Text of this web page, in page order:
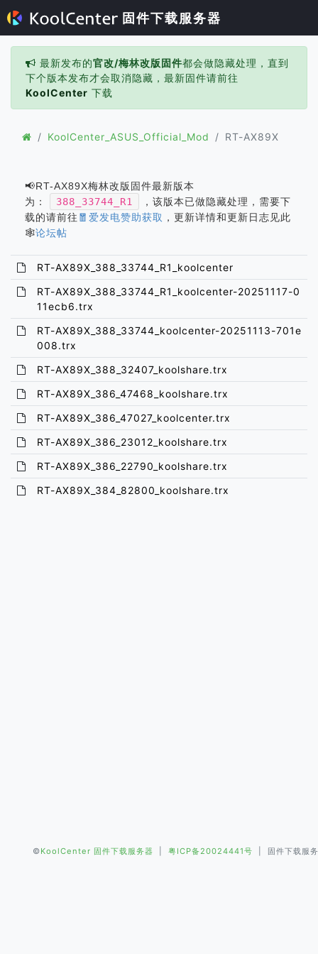
固件下载服务器
最新发布的官改/梅林改版固件都会做隐藏处理，直到
下个版本发布才会取消隐藏，最新固件请前往
KoolCenter 下载
KoolCenter_ASUS_Official_Mod RT-AX89X
📢RT-AX89X梅林改版固件最新版本
为：
388_33744_R1
，该版本已做隐藏处理，需要下
载的请前往 🧧爱发电赞助获取 ，更新详情和更新日志见此
🕸️论坛帖
RT-AX89X_388_33744_R1_koolcenter
RT-AX89X_388_33744_R1_koolcenter-20251117-0
11ecb6.trx
RT-AX89X_388_33744_koolcenter-20251113-701e
008.trx
RT-AX89X_388_32407_koolshare.trx
RT-AX89X_386_47468_koolshare.trx
RT-AX89X_386_47027_koolcenter.trx
RT-AX89X_386_23012_koolshare.trx
RT-AX89X_386_22790_koolshare.trx
RT-AX89X_384_82800_koolshare.trx
©KoolCenter 固件下载服务器 粤ICP备20024441号 | 固件下载服